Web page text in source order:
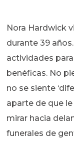
Nora Hardwick
durante 39
actividades
benéficas. No
no se siente
aparte de que
mirar hacia
funerales de